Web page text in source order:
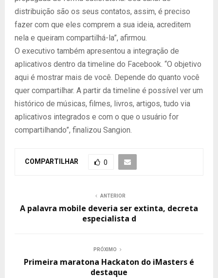
distribuição são os seus contatos, assim, é preciso
fazer com que eles comprem a sua ideia, acreditem
nela e queiram compartilhá-la”, afirmou.
O executivo também apresentou a integração de
aplicativos dentro da timeline do Facebook. “O objetivo
aqui é mostrar mais de você. Depende do quanto você
quer compartilhar. A partir da timeline é possível ver um
histórico de músicas, filmes, livros, artigos, tudo via
aplicativos integrados e com o que o usuário for
compartilhando”, finalizou Sangion.
COMPARTILHAR 0
ANTERIOR
A palavra mobile deveria ser extinta, decreta
especialista d
PRÓXIMO
Primeira maratona Hackaton do iMasters é
destaque